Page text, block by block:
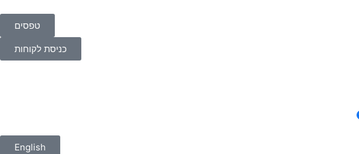
טפסים
כניסת לקוחות
English